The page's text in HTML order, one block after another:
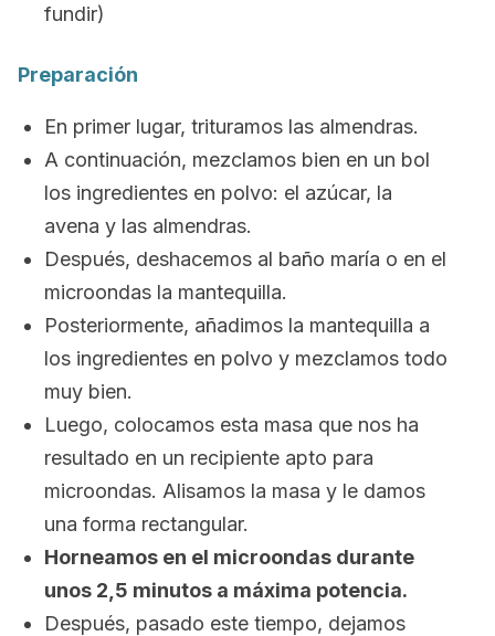
fundir)
Preparación
En primer lugar, trituramos las almendras.
A continuación, mezclamos bien en un bol
los ingredientes en polvo: el azúcar, la
avena y las almendras.
Después, deshacemos al baño maría o en el
microondas la mantequilla.
Posteriormente, añadimos la mantequilla a
los ingredientes en polvo y mezclamos todo
muy bien.
Luego, colocamos esta masa que nos ha
resultado en un recipiente apto para
microondas. Alisamos la masa y le damos
una forma rectangular.
Horneamos en el microondas durante
unos 2,5 minutos a máxima potencia.
Después, pasado este tiempo, dejamos